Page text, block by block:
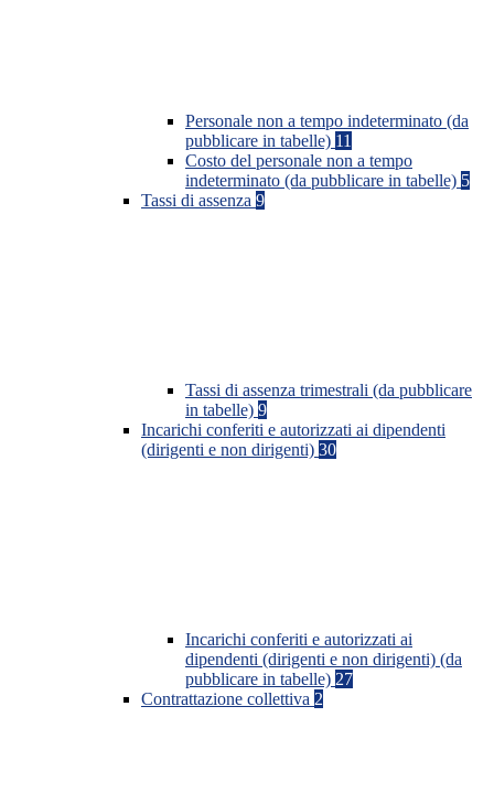
Personale non a tempo indeterminato (da
pubblicare in tabelle) 11
Costo del personale non a tempo
indeterminato (da pubblicare in tabelle) 5
Tassi di assenza 9
Tassi di assenza trimestrali (da pubblicare
in tabelle) 9
Incarichi conferiti e autorizzati ai dipendenti
(dirigenti e non dirigenti) 30
Incarichi conferiti e autorizzati ai
dipendenti (dirigenti e non dirigenti) (da
pubblicare in tabelle) 27
Contrattazione collettiva 2